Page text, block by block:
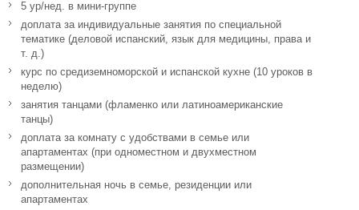
5 ур/нед. в мини-группе
доплата за индивидуальные занятия по специальной
тематике (деловой испанский, язык для медицины, права и
т. д.)
курс по средиземноморской и испанской кухне (10 уроков в
неделю)
занятия танцами (фламенко или латиноамериканские
танцы)
доплата за комнату с удобствами в семье или
апартаментах (при одноместном и двухместном
размещении)
дополнительная ночь в семье, резиденции или
апартаментах